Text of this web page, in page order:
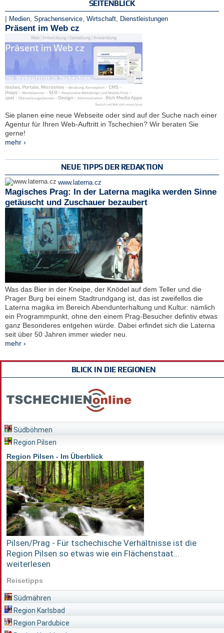
SEITENBLICK
| Medien, Sprachenservice, Wirtschaft, Dienstleistungen
Präsent im Web cz
Sie planen eine neue Webseite oder sind auf der Suche nach einer
Agentur für Ihren Web-Auftritt in Tschechien? Wir beraten Sie
gerne!
mehr ›
NEUE TIPPS DER REDAKTION
www.laterna.cz
Magisches Prag: In der Laterna magika werden Sinne
getäuscht und Zuschauer bezaubert
Was das Bier in der Kneipe, der Knödel auf dem Teller und die
Prager Burg bei einem Stadtrundgang ist, das ist zweifellos die
Laterna magika im Bereich Abendunterhaltung und Kultur: nämlich
ein Programmpunkt, ohne den einem Prag-Besucher defintiv etwas
ganz Besonderes entgehen würde. Dabei erfindet sich die Laterna
seit über 50 Jahren immer wieder neu.
mehr ›
BLICK IN DIE REGIONEN
Südböhmen
Region Pilsen
Region Pilsen - Im Überblick
Pilsen/Prag - Für tschechische Verhältnisse ist die
Region Pilsen so etwas wie ein Flächenstaat...
weiterlesen
Reisetipps
Südmähren
Region Karlsbad
Region Pardubice